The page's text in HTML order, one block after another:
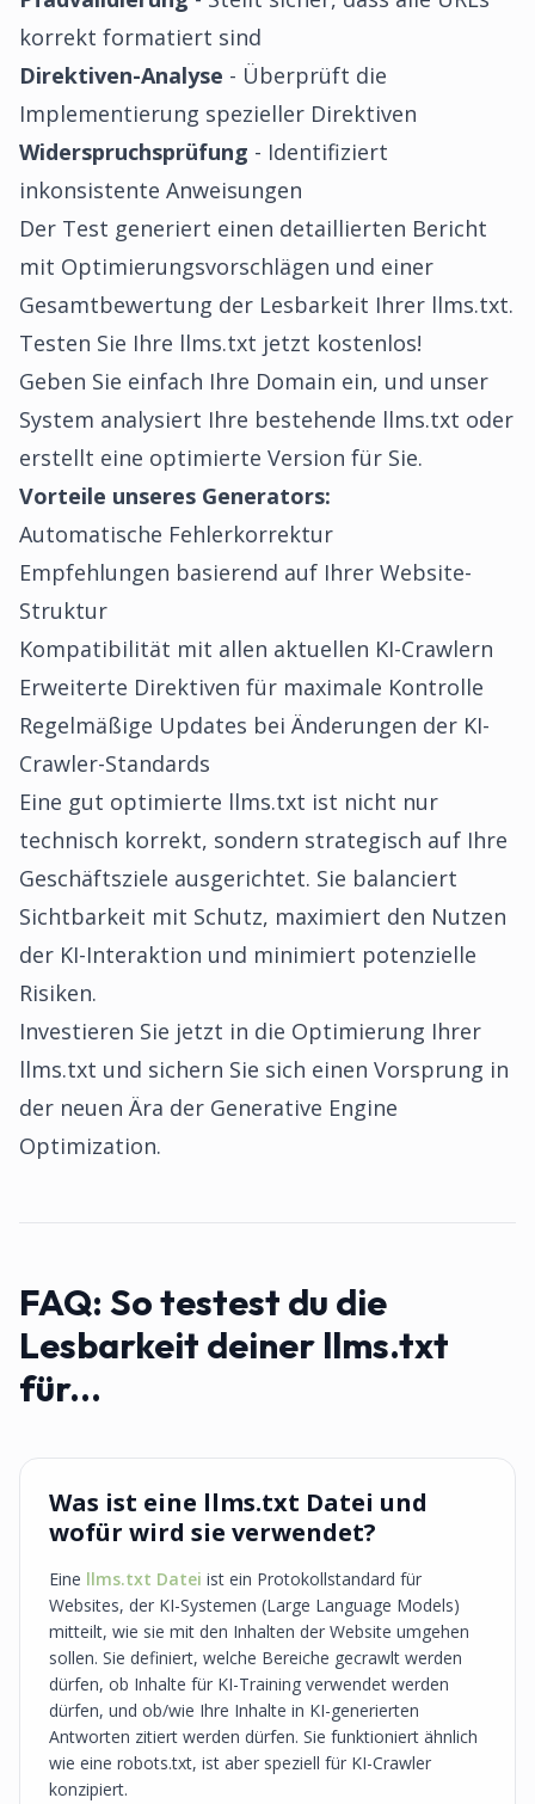
korrekt formatiert sind
Direktiven-Analyse - Überprüft die
Implementierung spezieller Direktiven
Widerspruchsprüfung - Identifiziert
inkonsistente Anweisungen
Der Test generiert einen detaillierten Bericht
mit Optimierungsvorschlägen und einer
Gesamtbewertung der Lesbarkeit Ihrer llms.txt.
Testen Sie Ihre llms.txt jetzt kostenlos!
Geben Sie einfach Ihre Domain ein, und unser
System analysiert Ihre bestehende llms.txt oder
erstellt eine optimierte Version für Sie.
Vorteile unseres Generators:
Automatische Fehlerkorrektur
Empfehlungen basierend auf Ihrer Website-
Struktur
Kompatibilität mit allen aktuellen KI-Crawlern
Erweiterte Direktiven für maximale Kontrolle
Regelmäßige Updates bei Änderungen der KI-
Crawler-Standards
Eine gut optimierte llms.txt ist nicht nur
technisch korrekt, sondern strategisch auf Ihre
Geschäftsziele ausgerichtet. Sie balanciert
Sichtbarkeit mit Schutz, maximiert den Nutzen
der KI-Interaktion und minimiert potenzielle
Risiken.
Investieren Sie jetzt in die Optimierung Ihrer
llms.txt und sichern Sie sich einen Vorsprung in
der neuen Ära der Generative Engine
Optimization.
FAQ: So testest du die
Lesbarkeit deiner llms.txt
für...
Was ist eine llms.txt Datei und
wofür wird sie verwendet?
Eine llms.txt Datei ist ein Protokollstandard für
Websites, der KI-Systemen (Large Language Models)
mitteilt, wie sie mit den Inhalten der Website umgehen
sollen. Sie definiert, welche Bereiche gecrawlt werden
dürfen, ob Inhalte für KI-Training verwendet werden
dürfen, und ob/wie Ihre Inhalte in KI-generierten
Antworten zitiert werden dürfen. Sie funktioniert ähnlich
wie eine robots.txt, ist aber speziell für KI-Crawler
konzipiert.